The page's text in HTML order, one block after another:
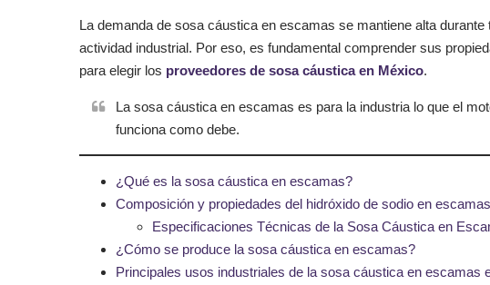
La demanda de sosa cáustica en escamas se mantiene alta
actividad industrial. Por eso, es fundamental comprender sus
para elegir los proveedores de sosa cáustica en México.
La sosa cáustica en escamas es para la industria lo que el
funciona como debe.
¿Qué es la sosa cáustica en escamas?
Composición y propiedades del hidróxido de sodio en escamas
Especificaciones Técnicas de la Sosa Cáustica en
¿Cómo se produce la sosa cáustica en escamas?
Principales usos industriales de la sosa cáustica en escamas